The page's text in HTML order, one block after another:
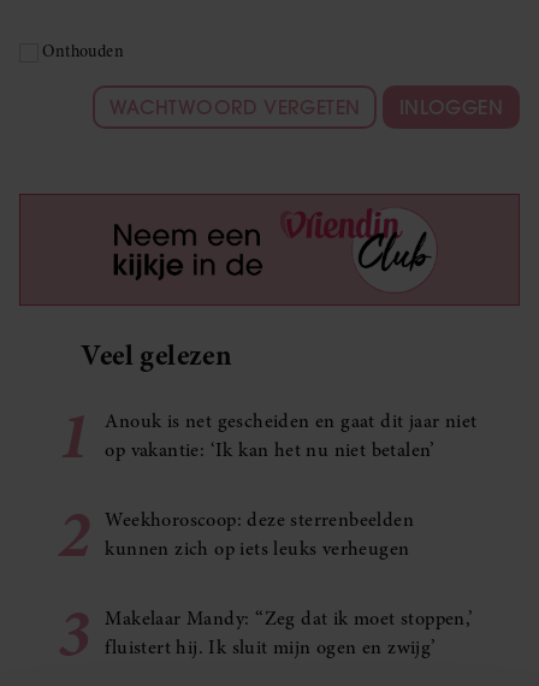
Onthouden
WACHTWOORD VERGETEN INLOGGEN
Veel gelezen
1
Anouk is net gescheiden en gaat dit jaar niet
op vakantie: ‘Ik kan het nu niet betalen’
2
Weekhoroscoop: deze sterrenbeelden
kunnen zich op iets leuks verheugen
3
Makelaar Mandy: ‘‘Zeg dat ik moet stoppen,’
fluistert hij. Ik sluit mijn ogen en zwijg’